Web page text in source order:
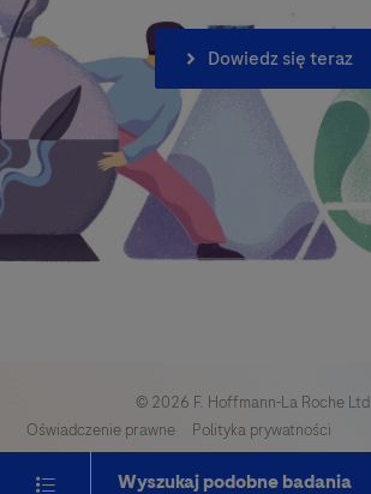
Toggle navigation
Wyszukaj podobne badania
Dowiedz się teraz
© 2026 F. Hoffmann-La Roche Ltd
Oświadczenie prawne
Polityka prywatności